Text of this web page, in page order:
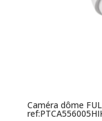
Caméra dôme